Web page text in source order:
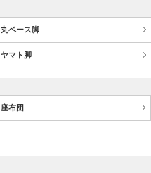
丸ベース脚
ヤマト脚
座布団